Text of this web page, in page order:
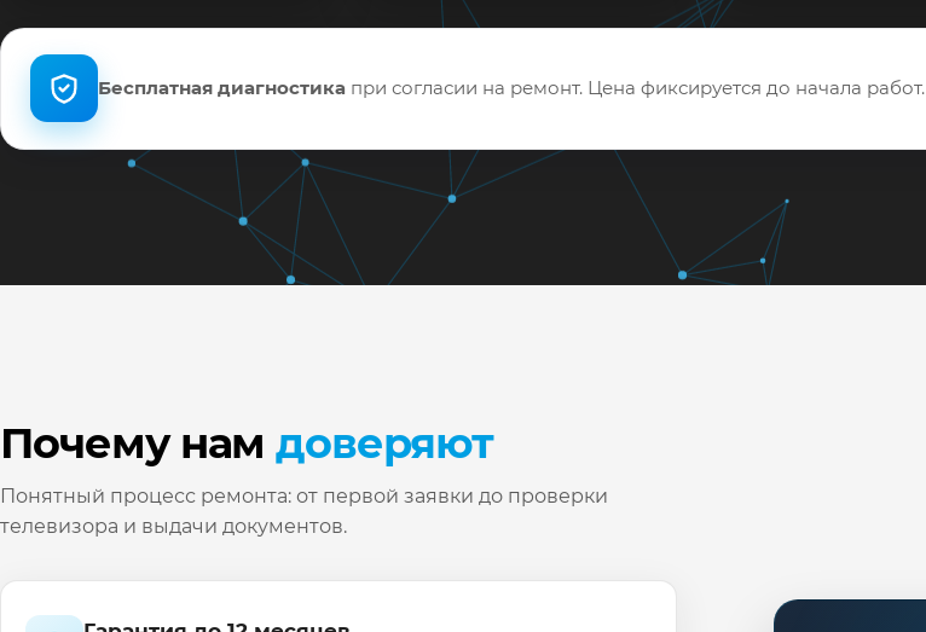
Бесплатная диагностика при согласии на ремонт. Цена фиксируется до начала работ.
Почему намдоверяют
Понятный процесс ремонта: от первой заявки до проверки
телевизора и выдачи документов.